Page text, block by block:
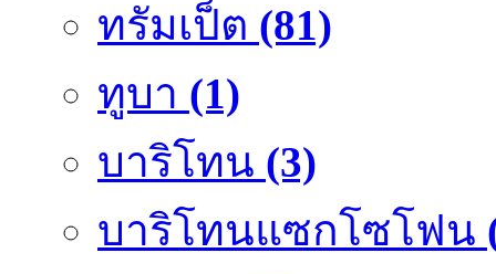
ทรัมเป็ต (81)
ทูบา (1)
บาริโทน (3)
บาริโทนแซกโซโฟน